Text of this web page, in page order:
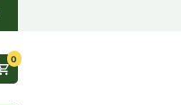
0